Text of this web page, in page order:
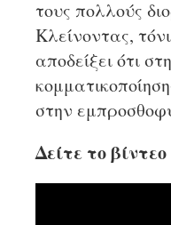
τους πολλούς
Κλείνοντας,
αποδείξει ότι
στην
Δείτε το